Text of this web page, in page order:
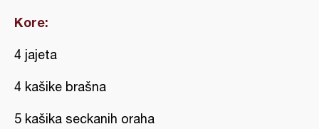
Kore:
4 jajeta
4 kašike brašna
5 kašika seckanih oraha